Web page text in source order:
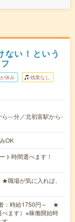
ない！という
休み 残業なし
---分／北初富駅から-
OK
時間選べます！
場が気に入れば、
：時給1750円～ ★
ます）※稼働開始時